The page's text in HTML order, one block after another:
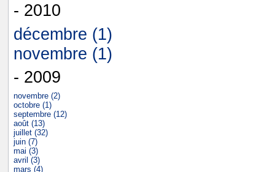
- 2010
décembre (1)
novembre (1)
- 2009
novembre (2)
octobre (1)
septembre (12)
août (13)
juillet (32)
juin (7)
mai (3)
avril (3)
mars (4)